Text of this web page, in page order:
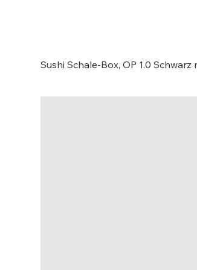
Sushi Schale-Box, OP 1.0